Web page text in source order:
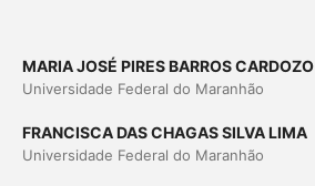
MARIA JOSÉ PIRES BARROS CARDOZO
Universidade Federal do Maranhão
FRANCISCA DAS CHAGAS SILVA LIMA
Universidade Federal do Maranhão